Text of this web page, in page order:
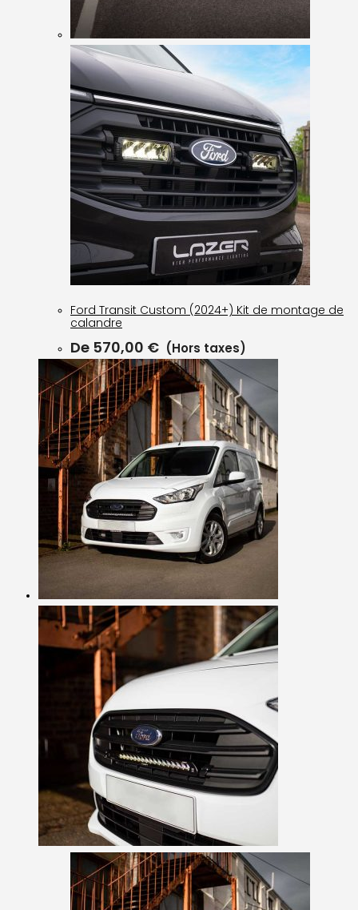
Ford Transit Custom (2024+) Kit de montage de
calandre
De 570,00 € (Hors taxes)